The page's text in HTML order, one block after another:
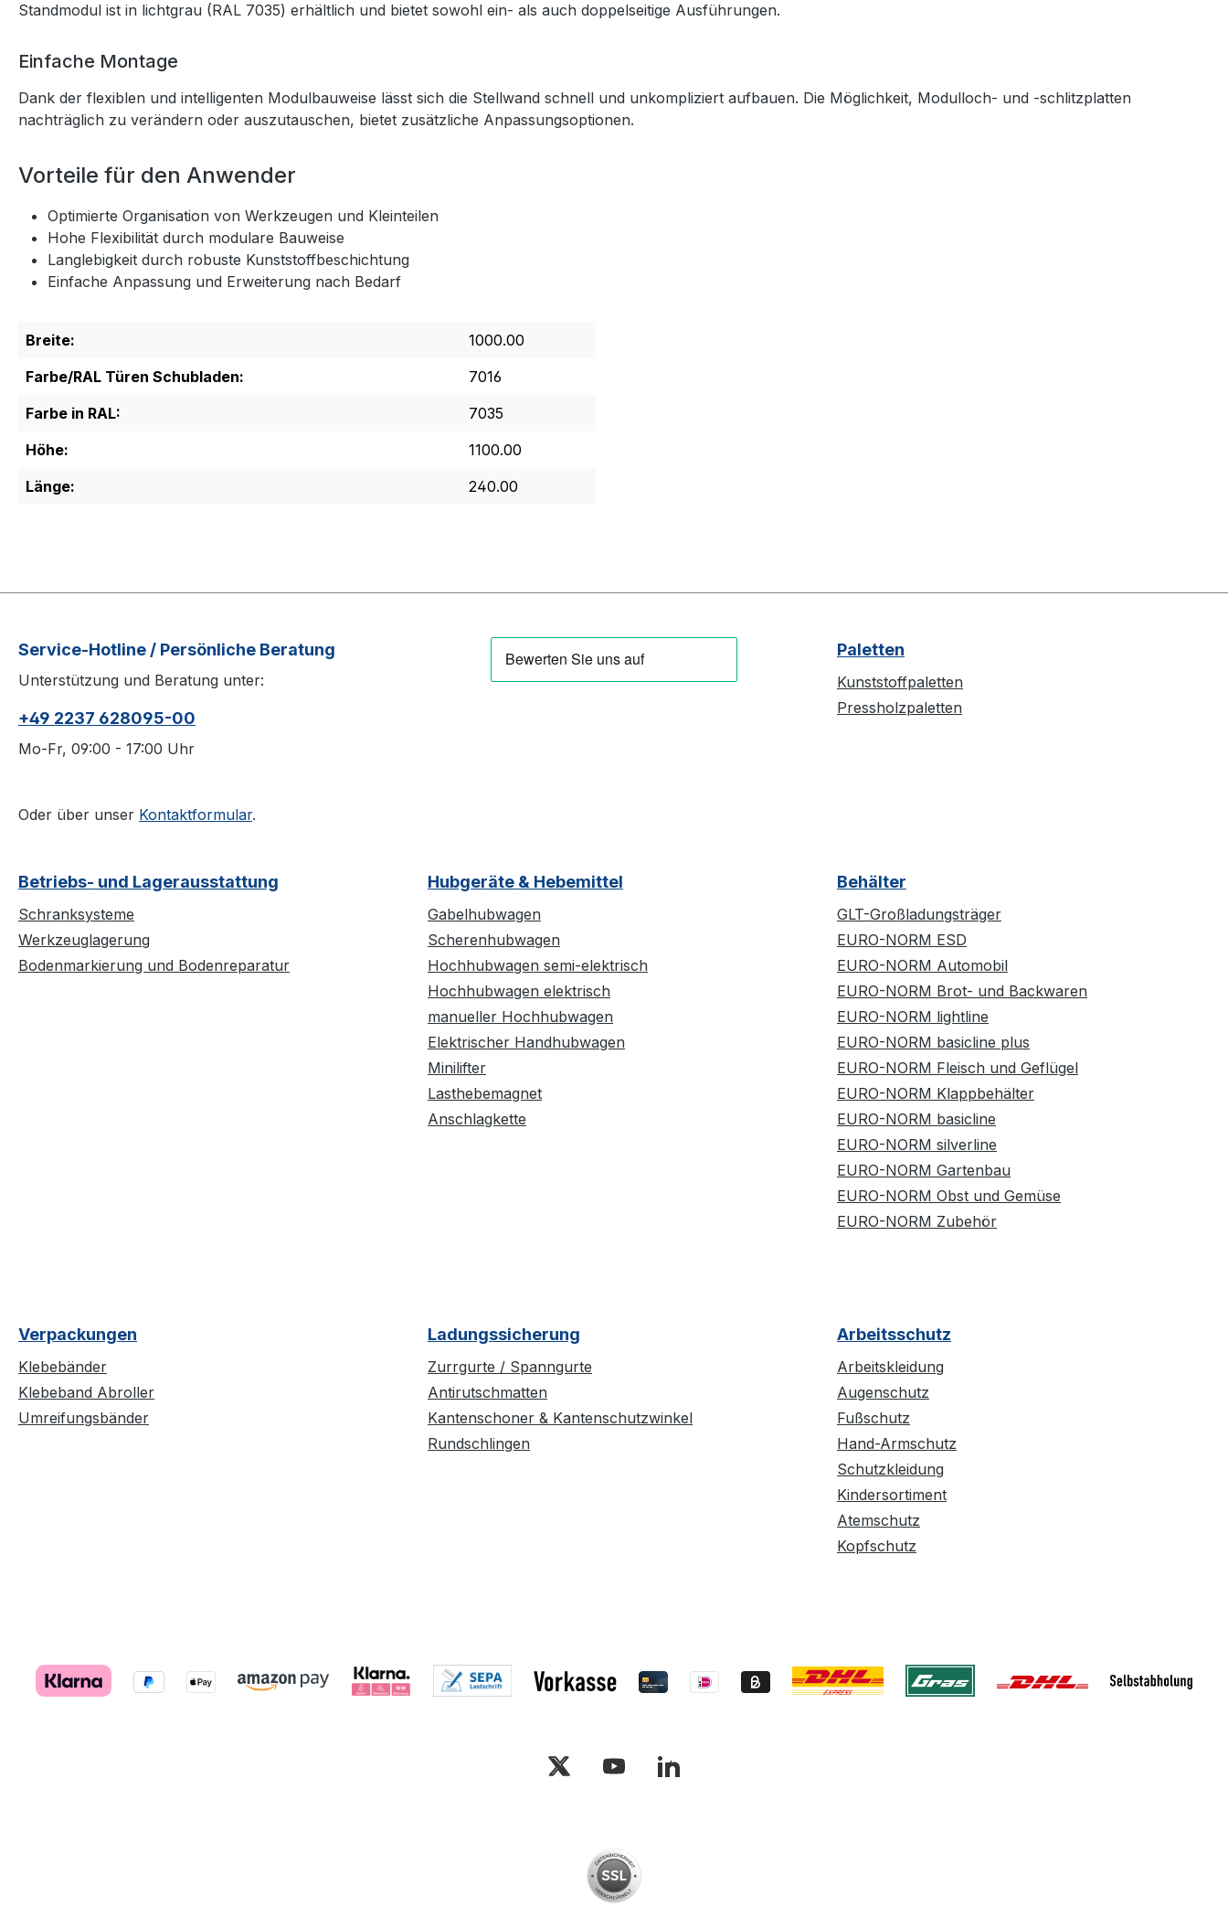
Standmodul ist in lichtgrau (RAL 7035) erhältlich und bietet sowohl ein- als auch doppelseitige Ausführungen.
Einfache Montage
Dank der flexiblen und intelligenten Modulbauweise lässt sich die Stellwand schnell und unkompliziert aufbauen. Die Möglichkeit, Modulloch- und -schlitzplatten
nachträglich zu verändern oder auszutauschen, bietet zusätzliche Anpassungsoptionen.
Vorteile für den Anwender
Optimierte Organisation von Werkzeugen und Kleinteilen
Hohe Flexibilität durch modulare Bauweise
Langlebigkeit durch robuste Kunststoffbeschichtung
Einfache Anpassung und Erweiterung nach Bedarf
Breite:
1000.00
Farbe/RAL Türen Schubladen:
7016
Farbe in RAL:
7035
Höhe:
1100.00
Länge:
240.00
Service-Hotline / Persönliche Beratung
Unterstützung und Beratung unter:
+49 2237 628095-00
Mo-Fr, 09:00 - 17:00 Uhr
Oder über unser Kontaktformular.
Paletten
Kunststoffpaletten
Pressholzpaletten
Betriebs- und Lagerausstattung
Schranksysteme
Werkzeuglagerung
Bodenmarkierung und Bodenreparatur
Hubgeräte & Hebemittel
Gabelhubwagen
Scherenhubwagen
Hochhubwagen semi-elektrisch
Hochhubwagen elektrisch
manueller Hochhubwagen
Elektrischer Handhubwagen
Minilifter
Lasthebemagnet
Anschlagkette
Behälter
GLT-Großladungsträger
EURO-NORM ESD
EURO-NORM Automobil
EURO-NORM Brot- und Backwaren
EURO-NORM lightline
EURO-NORM basicline plus
EURO-NORM Fleisch und Geflügel
EURO-NORM Klappbehälter
EURO-NORM basicline
EURO-NORM silverline
EURO-NORM Gartenbau
EURO-NORM Obst und Gemüse
EURO-NORM Zubehör
Verpackungen
Klebebänder
Klebeband Abroller
Umreifungsbänder
Ladungssicherung
Zurrgurte / Spanngurte
Antirutschmatten
Kantenschoner & Kantenschutzwinkel
Rundschlingen
Arbeitsschutz
Arbeitskleidung
Augenschutz
Fußschutz
Hand-Armschutz
Schutzkleidung
Kindersortiment
Atemschutz
Kopfschutz